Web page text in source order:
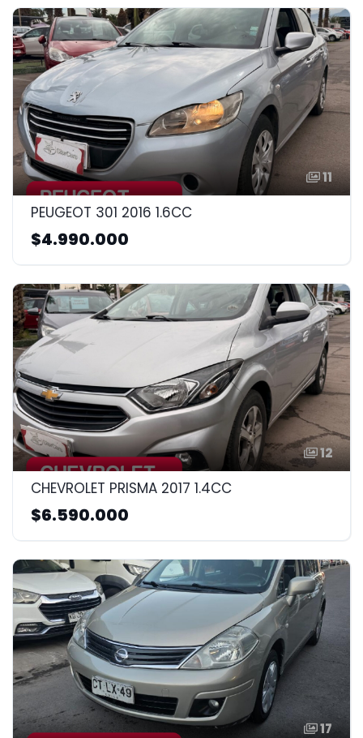
11
PEUGEOT 301 2016 1.6CC
$4.990.000
12
CHEVROLET PRISMA 2017 1.4CC
$6.590.000
17